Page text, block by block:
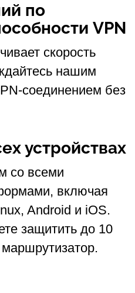
по
VPN
скорость
нашим
соединением без
устройствах
со всеми
включая
Android и iOS.
защитить до 10